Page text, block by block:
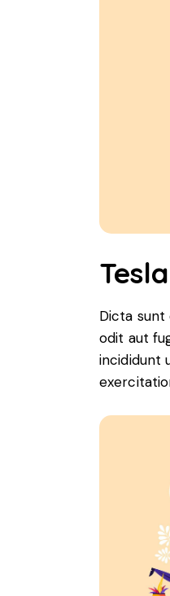
Dicta
odit aut
incididunt